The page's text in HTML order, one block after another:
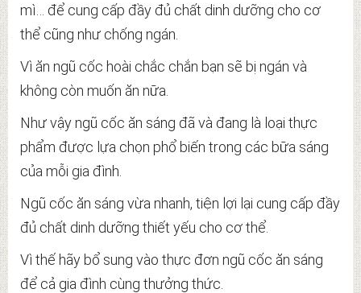
mì… để cung cấp đầy đủ chất dinh dưỡng cho cơ
thể cũng như chống ngán.
Vì ăn ngũ cốc hoài chắc chắn bạn sẽ bị ngán và
không còn muốn ăn nữa.
Như vậy ngũ cốc ăn sáng đã và đang là loại thực
phẩm được lựa chọn phổ biến trong các bữa sáng
của mỗi gia đình.
Ngũ cốc ăn sáng vừa nhanh, tiện lợi lại cung cấp đầy
đủ chất dinh dưỡng thiết yếu cho cơ thể.
Vì thế hãy bổ sung vào thực đơn ngũ cốc ăn sáng
để cả gia đình cùng thưởng thức.